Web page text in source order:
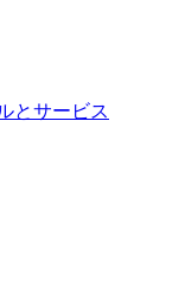
とサービス